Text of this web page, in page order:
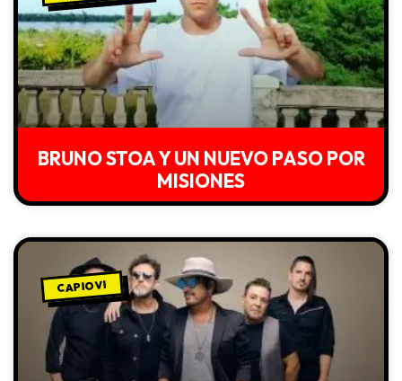
BRUNO STOA Y UN NUEVO PASO POR
MISIONES
CAPIOVI